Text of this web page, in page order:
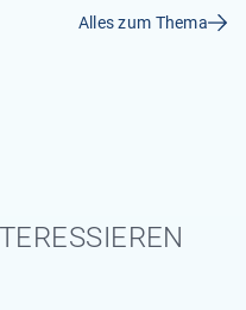
Alles zum Thema